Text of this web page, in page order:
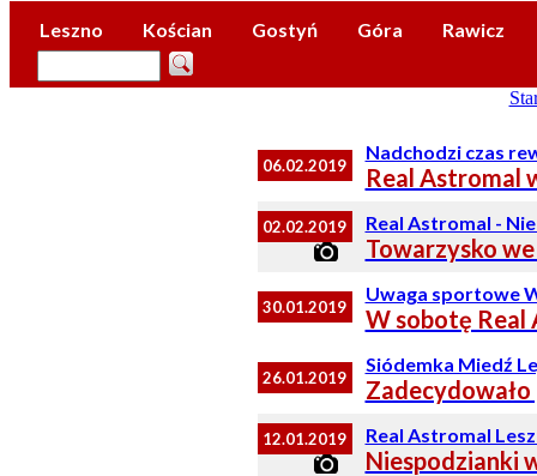
Leszno Kościan Gostyń Góra Rawicz
06.02.2019
Nadchodzi czas
Real Astromal
02.02.2019 Real Astromal -
Towarzysko
30.01.2019
Uwaga sportowe
W sobotę Real
26.01.2019
Siódemka Miedź
12.01.2019 Real Astromal
Niespodzianki